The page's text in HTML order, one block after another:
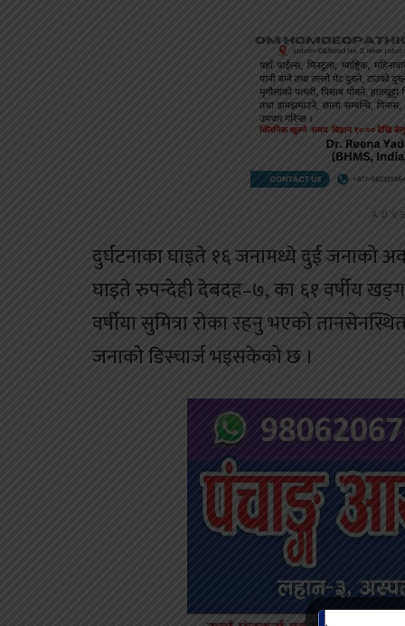
दुर्घटनाका घाइते १६ जनामध्ये दुई जनाको
घाइते रुपन्देही देबदह–७, का ६१ वर्षीय
वर्षीया सुमित्रा रोका रहनु भएको
जनाको डिस्चार्ज भइसकेको छ ।